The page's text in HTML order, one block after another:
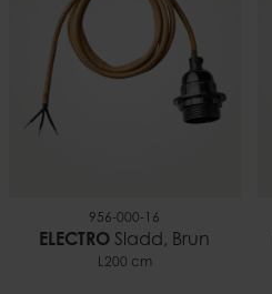
956-000-16
ELECTRO Sladd, Brun
L200 cm